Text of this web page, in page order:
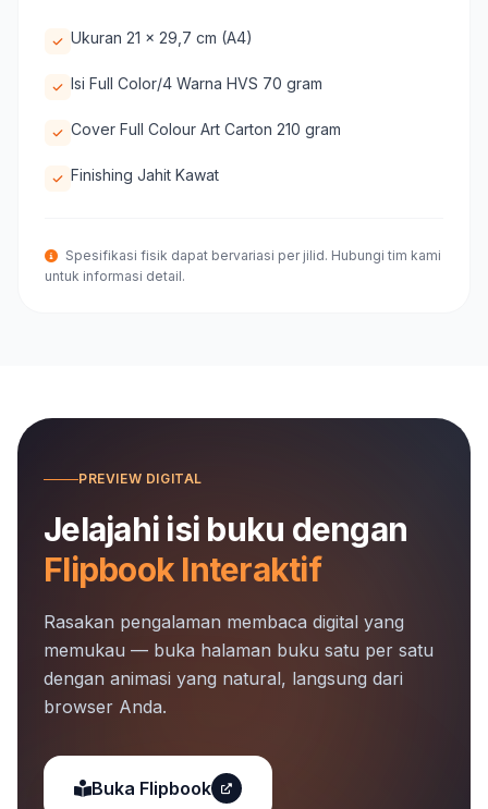
Ukuran 21 x 29,7 cm (A4)
Isi Full Color/4 Warna HVS 70 gram
Cover Full Colour Art Carton 210 gram
Finishing Jahit Kawat
Spesifikasi fisik dapat bervariasi per jilid. Hubungi tim kami
untuk informasi detail.
PREVIEW DIGITAL
Jelajahi isi buku dengan
Flipbook Interaktif
Rasakan pengalaman membaca digital yang
memukau — buka halaman buku satu per satu
dengan animasi yang natural, langsung dari
browser Anda.
Buka Flipbook